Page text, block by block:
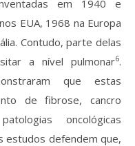
em 1940 e
EUA, 1968 na Europa
Contudo, parte delas
a nível pulmonar6.
que estas
de fibrose, cancro
oncológicas
estudos defendem que,